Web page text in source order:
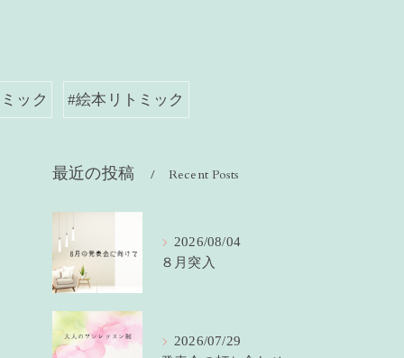
ック #絵本リトミック
最近の投稿 Recent Posts
2026/08/04
８月突入
2026/07/29